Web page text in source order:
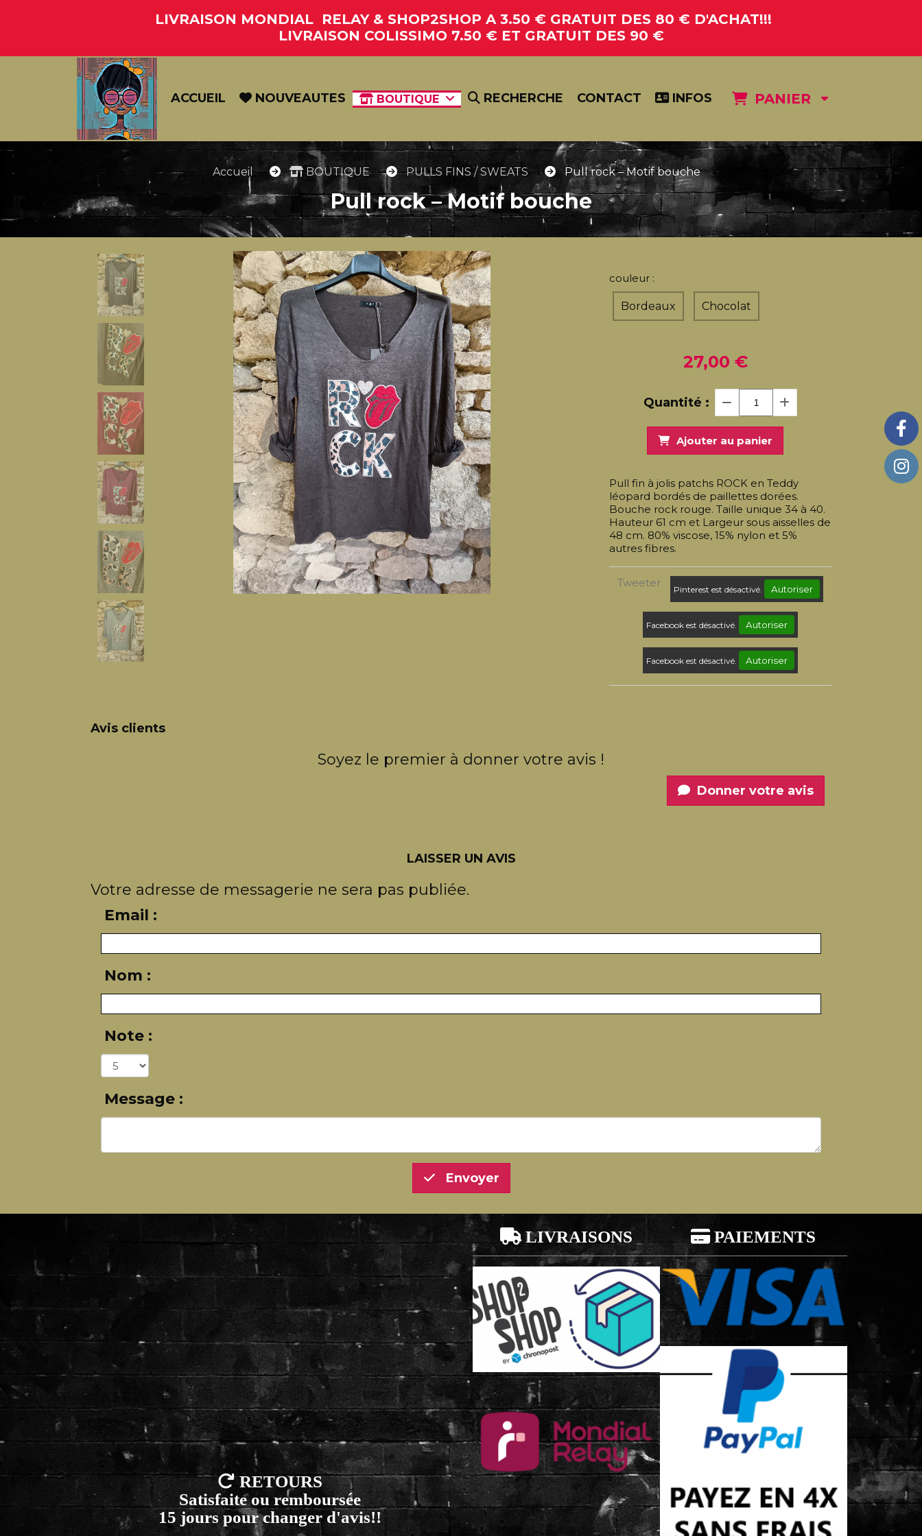
LIVRAISON MONDIAL RELAY & SHOP2SHOP A 3.50 € GRATUIT DES 80 € D'ACHAT!!!
LIVRAISON COLISSIMO 7.50 € ET GRATUIT DES 90 €
ACCUEIL NOUVEAUTES BOUTIQUE RECHERCHE CONTACT INFOS PANIER
Accueil BOUTIQUE PULLS FINS / SWEATS Pull rock – Motif bouche
Pull rock – Motif bouche
couleur :
Bordeaux Chocolat
27,00 €
Quantité :
Ajouter au panier
Pull fin à jolis patchs ROCK en Teddy
léopard bordés de paillettes dorées.
Bouche rock rouge. Taille unique 34 à 40.
Hauteur 61 cm et Largeur sous aisselles de
48 cm. 80% viscose, 15% nylon et 5%
autres fibres.
Tweeter
Pinterest est désactivé. Autoriser
Facebook est désactivé. Autoriser
Facebook est désactivé. Autoriser
Avis clients
Soyez le premier à donner votre avis !
Donner votre avis
LAISSER UN AVIS
Votre adresse de messagerie ne sera pas publiée.
Email :
Nom :
Note :
Message :
Envoyer
 RETOURS
Satisfaite ou remboursée
15 jours pour changer d'avis!!
 LIVRAISONS  PAIEMENTS